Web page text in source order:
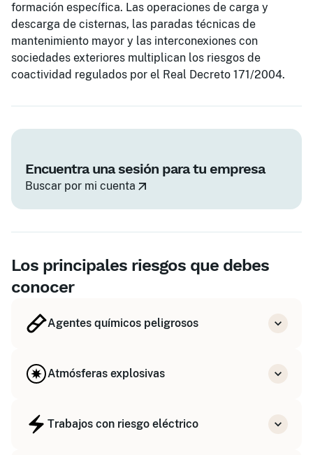
formación específica. Las operaciones de carga y
descarga de cisternas, las paradas técnicas de
mantenimiento mayor y las interconexiones con
sociedades exteriores multiplican los riesgos de
coactividad regulados por el Real Decreto 171/2004.
Encuentra una sesión para tu empresa
Buscar por mi cuenta
Los principales riesgos que debes
conocer
Agentes químicos peligrosos
sobre los riesgos derivados de los agentes
Atmósferas explosivas
trabajadores expuestos al riesgo de atmósferas
Trabajos con riesgo eléctrico